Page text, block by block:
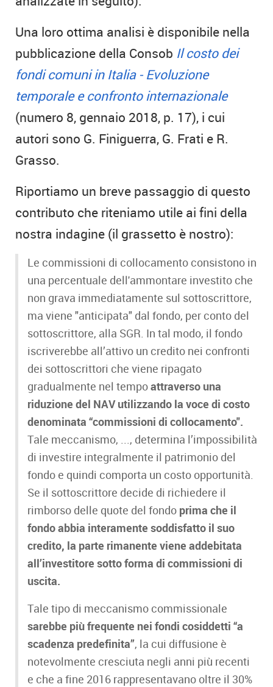
Una loro ottima analisi è disponibile nella
pubblicazione della Consob Il costo dei
fondi comuni in Italia - Evoluzione
temporale e confronto internazionale
(numero 8, gennaio 2018, p. 17), i cui
autori sono G. Finiguerra, G. Frati e R.
Grasso.
Riportiamo un breve passaggio di questo
contributo che riteniamo utile ai fini della
nostra indagine (il grassetto è nostro):
Le commissioni di collocamento consistono in
una percentuale dell'ammontare investito che
non grava immediatamente sul sottoscrittore,
ma viene "anticipata" dal fondo, per conto del
sottoscrittore, alla SGR. In tal modo, il fondo
iscriverebbe all’attivo un credito nei confronti
dei sottoscrittori che viene ripagato
gradualmente nel tempoattraverso una
riduzione del NAV utilizzando la voce di costo
denominata “commissioni di collocamento".
Tale meccanismo, ..., determina l’impossibilità
di investire integralmente il patrimonio del
fondo e quindi comporta un costo opportunità.
Se il sottoscrittore decide di richiedere il
rimborso delle quote del fondo prima che il
fondo abbia interamente soddisfatto il suo
credito, la parte rimanente viene addebitata
all’investitore sotto forma di commissioni di
uscita.
Tale tipo di meccanismo commissionale
sarebbe più frequente nei fondi cosiddetti “a
scadenza predefinita”, la cui diffusione è
notevolmente cresciuta negli anni più recenti
e che a fine 2016 rappresentavano oltre il 30%